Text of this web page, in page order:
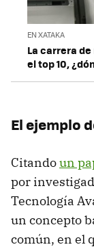
EN XATAKA
La carrera
el top 10,
El ejemplo
Citandoun
por
Tecnología
un concepto
común, en el